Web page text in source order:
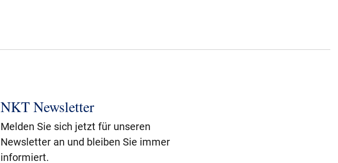
NKT Newsletter
Melden Sie sich jetzt für unseren
Newsletter an und bleiben Sie immer
informiert.